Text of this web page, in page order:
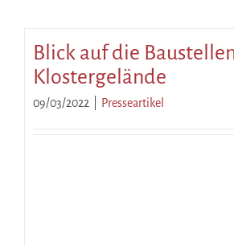
Blick auf die
Klostergelände
09/03/2022 Presseartikel